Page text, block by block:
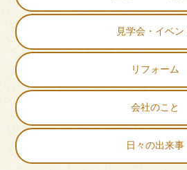
見学会・イベン
リフォーム
会社のこと
日々の出来事